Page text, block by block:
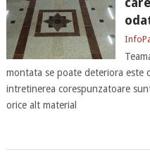
montata se poate deteriora este
intretinerea corespunzatoare
orice alt material